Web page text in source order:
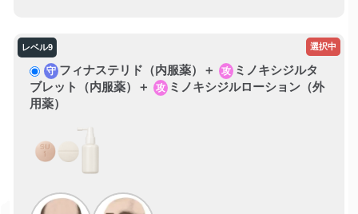
守 フィナステリド（内服薬）＋ 攻 ミノキシジルタ
ブレット（内服薬）＋
攻 ミノキシジルローション（外
用薬）